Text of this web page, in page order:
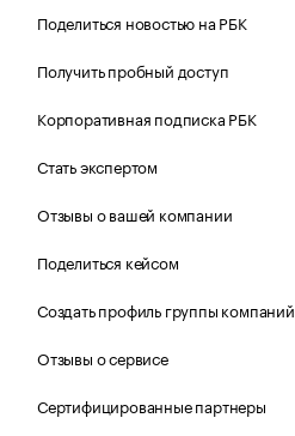
Поделиться новостью на РБК
Получить пробный доступ
Корпоративная подписка РБК
Стать экспертом
Отзывы о вашей компании
Поделиться кейсом
Создать профиль группы компаний
Отзывы о сервисе
Сертифицированные партнеры